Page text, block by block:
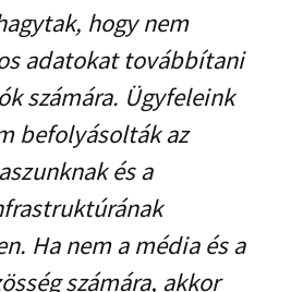
hogy nem
adatokat továbbítani
számára. Ügyfeleink
befolyásolták az
és a
Ha nem a média és a
számára, akkor